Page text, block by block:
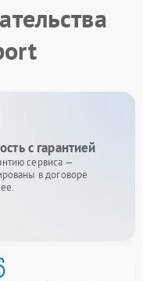
с гарантией
сервиса —
в договоре